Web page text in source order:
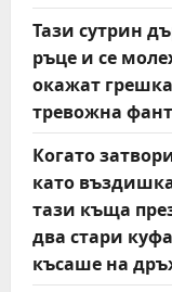
Тази сутрин
ръце и се
окажат
тревожна
Когато
като
тази къща
два стари
късаше на